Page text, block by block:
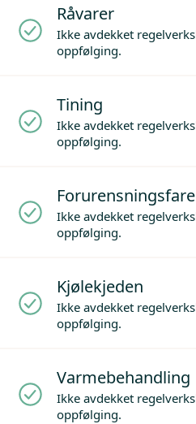
Råvarer
Ikke avdekket
oppfølging.
Tining
Ikke avdekket
oppfølging.
Forurensningsfare
Ikke avdekket
oppfølging.
Kjølekjeden
Ikke avdekket
oppfølging.
Varmebehandling
Ikke avdekket
oppfølging.